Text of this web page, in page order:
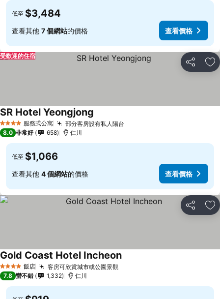
低至 $3,484
查看其他 7 個網站的價格 查看價格
分享 加
受歡迎的住宿
4 星級 服務式公寓 部分客房設有私人陽台
SR Hotel Yeongjong
8.0 非常好 658 仁川
低至 $1,066
查看其他 4 個網站的價格 查看價格
分享 加
4 星級 飯店 客房可欣賞城市或公園景觀
Gold Coast Hotel Incheon
7.8 蠻不錯 1,332 仁川